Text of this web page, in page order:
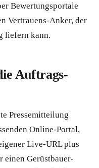
Bewertungsportale
Vertrauens-Anker, der
liefern kann.
Auftrags-
Pressemitteilung
Online-Portal,
Live-URL plus
Gerüstbauer-